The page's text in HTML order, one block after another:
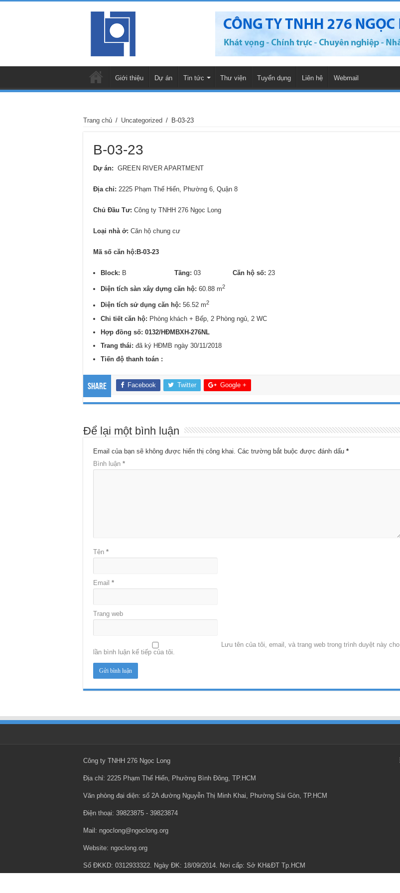
Giới thiệu Dự án Tin tức Thư viện Tuyển dụng Liên hệ Webmail
Trang chủ / Uncategorized / B-03-23
B-03-23
Dự án: GREEN RIVER APARTMENT
Địa chỉ: 2225 Phạm Thế Hiển, Phường 6, Quận 8
Chủ Đầu Tư: Công ty TNHH 276 Ngọc Long
Loại nhà ở: Căn hộ chung cư
Mã số căn hộ:B-03-23
Block: B Tầng: 03 Căn hộ số: 23
Diện tích sàn xây dựng căn hộ: 60.88 m2
Diện tích sử dụng căn hộ: 56.52 m2
Chi tiết căn hộ: Phòng khách + Bếp, 2 Phòng ngủ, 2 WC
Hợp đồng số: 0132/HĐMBXH-276NL
Trang thái: đã ký HĐMB ngày 30/11/2018
Tiến độ thanh toán :
Share Facebook Twitter Google +
Để lại một bình luận
Email của bạn sẽ không được hiển thị công khai. Các trường bắt buộc được đánh dấu *
Bình luận *
Tên *
Email *
Trang web
Lưu tên của tôi, email, và trang web trong trình duyệt này cho
lần bình luận kế tiếp của tôi.
Công ty TNHH 276 Ngọc Long
Địa chỉ: 2225 Phạm Thế Hiển, Phường Bình Đông, TP.HCM
Văn phòng đại diện: số 2A đường Nguyễn Thị Minh Khai, Phường Sài Gòn, TP.HCM
Điện thoại: ‎39823875 - ‎39823874
Mail: ngoclong@ngoclong.org
Website: ngoclong.org
Số ĐKKD: 0312933322. Ngày ĐK: 18/09/2014. Nơi cấp: Sở KH&ĐT Tp.HCM